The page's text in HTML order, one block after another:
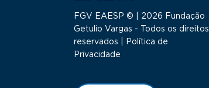
FGV EAESP © | 2026 Fundação
Getulio Vargas - Todos os direitos
reservados |
Política de
Privacidade